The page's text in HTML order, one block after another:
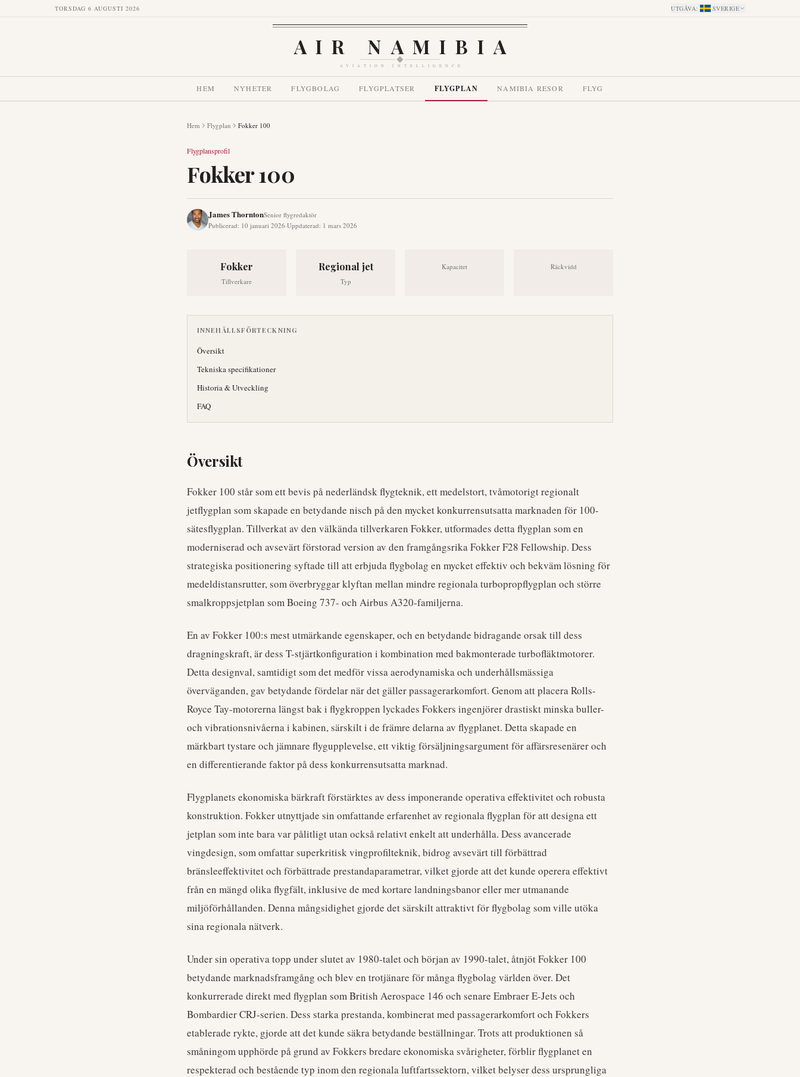
TORSDAG 6 AUGUSTI 2026 UTGÅVA: SVERIGE
AIR NAMIBIA
AVIATION INTELLIGENCE
HEM NYHETER FLYGBOLAG FLYGPLATSER FLYGPLAN NAMIBIA RESOR FLYG
Hem Flygplan Fokker 100
Flygplansprofil
Fokker 100
James ThorntonSenior flygredaktör
Publicerad: 10 januari 2026·Uppdaterad: 1 mars 2026
Fokker
Tillverkare
Regional jet
Typ
Kapacitet Räckvidd
INNEHÅLLSFÖRTECKNING
Översikt
Tekniska specifikationer
Historia & Utveckling
FAQ
Översikt
Fokker 100 står som ett bevis på nederländsk flygteknik, ett medelstort, tvåmotorigt regionalt
jetflygplan som skapade en betydande nisch på den mycket konkurrensutsatta marknaden för 100-
sätesflygplan. Tillverkat av den välkända tillverkaren Fokker, utformades detta flygplan som en
moderniserad och avsevärt förstorad version av den framgångsrika Fokker F28 Fellowship. Dess
strategiska positionering syftade till att erbjuda flygbolag en mycket effektiv och bekväm lösning för
medeldistansrutter, som överbryggar klyftan mellan mindre regionala turbopropflygplan och större
smalkroppsjetplan som Boeing 737- och Airbus A320-familjerna.
En av Fokker 100:s mest utmärkande egenskaper, och en betydande bidragande orsak till dess
dragningskraft, är dess T-stjärtkonfiguration i kombination med bakmonterade turbofläktmotorer.
Detta designval, samtidigt som det medför vissa aerodynamiska och underhållsmässiga
överväganden, gav betydande fördelar när det gäller passagerarkomfort. Genom att placera Rolls-
Royce Tay-motorerna längst bak i flygkroppen lyckades Fokkers ingenjörer drastiskt minska buller-
och vibrationsnivåerna i kabinen, särskilt i de främre delarna av flygplanet. Detta skapade en
märkbart tystare och jämnare flygupplevelse, ett viktig försäljningsargument för affärsresenärer och
en differentierande faktor på dess konkurrensutsatta marknad.
Flygplanets ekonomiska bärkraft förstärktes av dess imponerande operativa effektivitet och robusta
konstruktion. Fokker utnyttjade sin omfattande erfarenhet av regionala flygplan för att designa ett
jetplan som inte bara var pålitligt utan också relativt enkelt att underhålla. Dess avancerade
vingdesign, som omfattar superkritisk vingprofilteknik, bidrog avsevärt till förbättrad
bränsleeffektivitet och förbättrade prestandaparametrar, vilket gjorde att det kunde operera effektivt
från en mängd olika flygfält, inklusive de med kortare landningsbanor eller mer utmanande
miljöförhållanden. Denna mångsidighet gjorde det särskilt attraktivt för flygbolag som ville utöka
sina regionala nätverk.
Under sin operativa topp under slutet av 1980-talet och början av 1990-talet, åtnjöt Fokker 100
betydande marknadsframgång och blev en trotjänare för många flygbolag världen över. Det
konkurrerade direkt med flygplan som British Aerospace 146 och senare Embraer E-Jets och
Bombardier CRJ-serien. Dess starka prestanda, kombinerat med passagerarkomfort och Fokkers
etablerade rykte, gjorde att det kunde säkra betydande beställningar. Trots att produktionen så
småningom upphörde på grund av Fokkers bredare ekonomiska svårigheter, förblir flygplanet en
respekterad och bestående typ inom den regionala luftfartssektorn, vilket belyser dess ursprungliga